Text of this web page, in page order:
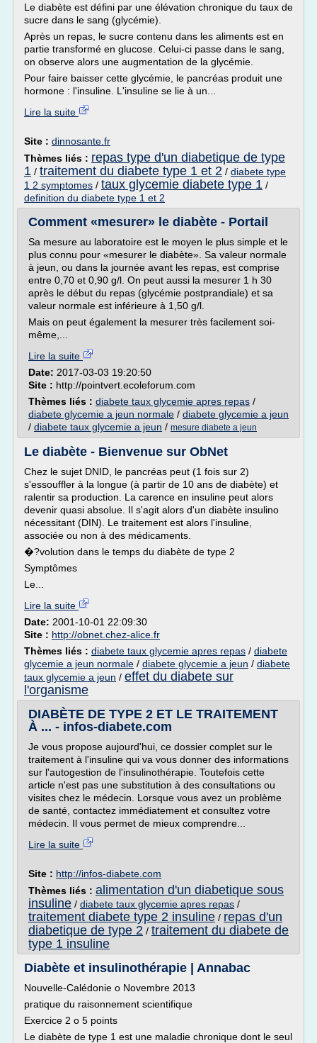
Le diabète est défini par une élévation chronique du taux de
sucre dans le sang (glycémie).
Après un repas, le sucre contenu dans les aliments est en
partie transformé en glucose. Celui-ci passe dans le sang,
on observe alors une augmentation de la glycémie.
Pour faire baisser cette glycémie, le pancréas produit une
hormone : l'insuline. L'insuline se lie à un...
Lire la suite
Site : dinnosante.fr
Thèmes liés : repas type d'un diabetique de type
1 / traitement du diabete type 1 et 2 / diabete type
1 2 symptomes / taux glycemie diabete type 1 /
definition du diabete type 1 et 2
Comment «mesurer» le diabète - Portail
Sa mesure au laboratoire est le moyen le plus simple et le
plus connu pour «mesurer le diabète». Sa valeur normale
à jeun, ou dans la journée avant les repas, est comprise
entre 0,70 et 0,90 g/l. On peut aussi la mesurer 1 h 30
après le début du repas (glycémie postprandiale) et sa
valeur normale est inférieure à 1,50 g/l.
Mais on peut également la mesurer très facilement soi-
même,...
Lire la suite
Date: 2017-03-03 19:20:50
Site : http://pointvert.ecoleforum.com
Thèmes liés : diabete taux glycemie apres repas /
diabete glycemie a jeun normale / diabete glycemie a jeun
/ diabete taux glycemie a jeun / mesure diabete a jeun
Le diabète - Bienvenue sur ObNet
Chez le sujet DNID, le pancréas peut (1 fois sur 2)
s'essouffler à la longue (à partir de 10 ans de diabète) et
ralentir sa production. La carence en insuline peut alors
devenir quasi absolue. Il s'agit alors d'un diabète insulino
nécessitant (DIN). Le traitement est alors l'insuline,
associée ou non à des médicaments.
�?volution dans le temps du diabète de type 2
Symptômes
Le...
Lire la suite
Date: 2001-10-01 22:09:30
Site : http://obnet.chez-alice.fr
Thèmes liés : diabete taux glycemie apres repas / diabete
glycemie a jeun normale / diabete glycemie a jeun / diabete
taux glycemie a jeun / effet du diabete sur
l'organisme
DIABÈTE DE TYPE 2 ET LE TRAITEMENT
À ... - infos-diabete.com
Je vous propose aujourd'hui, ce dossier complet sur le
traitement à l'insuline qui va vous donner des informations
sur l'autogestion de l'insulinothérapie. Toutefois cette
article n'est pas une substitution à des consultations ou
visites chez le médecin. Lorsque vous avez un problème
de santé, contactez immédiatement et consultez votre
médecin. Il vous permet de mieux comprendre...
Lire la suite
Site : http://infos-diabete.com
Thèmes liés : alimentation d'un diabetique sous
insuline / diabete taux glycemie apres repas /
traitement diabete type 2 insuline / repas d'un
diabetique de type 2 / traitement du diabete de
type 1 insuline
Diabète et insulinothérapie | Annabac
Nouvelle-Calédonie o Novembre 2013
pratique du raisonnement scientifique
Exercice 2 o 5 points
Le diabète de type 1 est une maladie chronique dont le seul